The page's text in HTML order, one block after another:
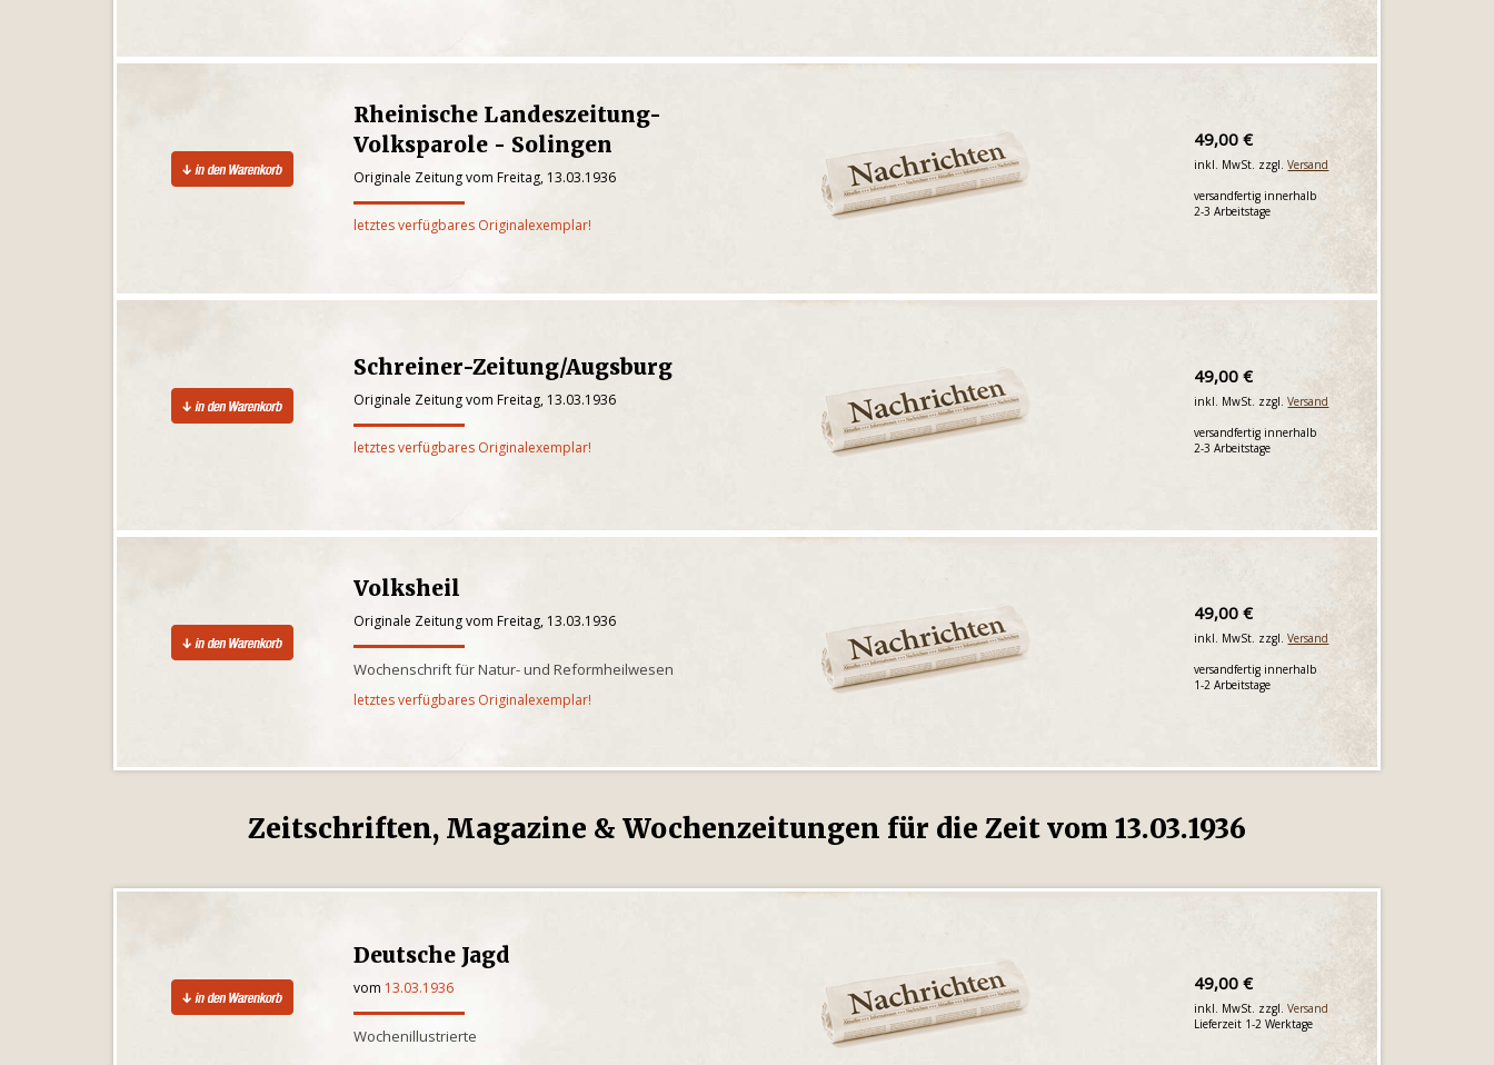
Rheinische Landeszeitung-
Volksparole - Solingen
Originale Zeitung vom Freitag, 13.03.1936
letztes verfügbares Originalexemplar!
49,00 €
inkl. MwSt. zzgl.Versand
versandfertig innerhalb
2-3 Arbeitstage
Schreiner-Zeitung/Augsburg
Originale Zeitung vom Freitag, 13.03.1936
letztes verfügbares Originalexemplar!
49,00 €
inkl. MwSt. zzgl.Versand
versandfertig innerhalb
2-3 Arbeitstage
Volksheil
Originale Zeitung vom Freitag, 13.03.1936
Wochenschrift für Natur- und Reformheilwesen
letztes verfügbares Originalexemplar!
49,00 €
inkl. MwSt. zzgl.Versand
versandfertig innerhalb
1-2 Arbeitstage
Zeitschriften, Magazine & Wochenzeitungen für die Zeit vom 13.03.1936
Deutsche Jagd
vom 13.03.1936
Wochenillustrierte
49,00 €
inkl. MwSt. zzgl.Versand
Lieferzeit 1-2 Werktage